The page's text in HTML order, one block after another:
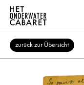
zurück zur Übersicht